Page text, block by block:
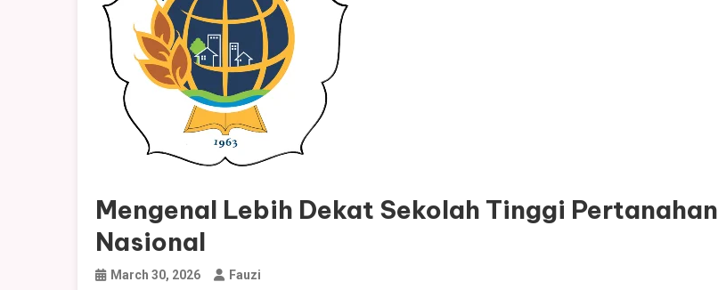
Mengenal Lebih Dekat Sekolah Tinggi Pertanahan
Nasional
March 30, 2026 Fauzi